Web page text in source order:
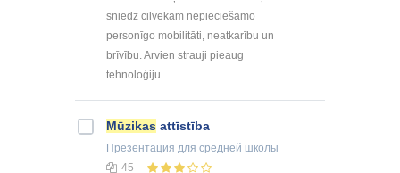
sniedz cilvēkam nepieciešamo
personīgo mobilitāti, neatkarību un
brīvību. Arvien strauji pieaug
tehnoloģiju ...
Mūzikas attīstība
Презентация для средней школы
45